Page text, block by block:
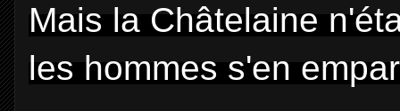
Mais la Châtelaine
les hommes s'en